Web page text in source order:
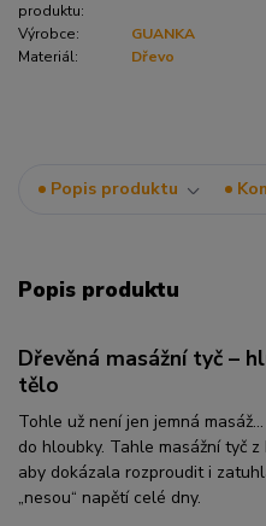
produktu:
Výrobce:
GUANKA
Materiál:
Dřevo
Popis produktu
Popis produktu
Dřevěná masážní tyč –
tělo
Tohle už není jen jemná
do hloubky. Tahle masážní tyč
aby dokázala rozproudit i
„nesou“ napětí celé dny.